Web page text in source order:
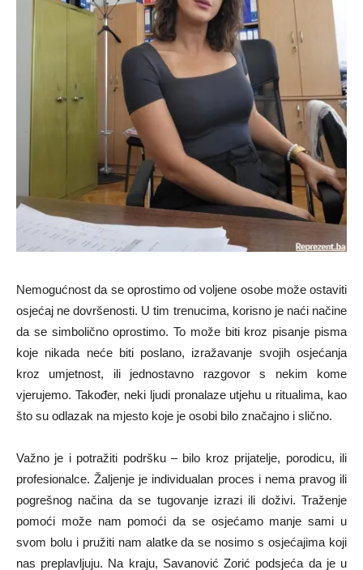
Nemogućnost da se oprostimo od voljene osobe može ostaviti
osjećaj ne dovršenosti. U tim trenucima, korisno je naći načine
da se simbolično oprostimo. To može biti kroz pisanje pisma
koje nikada neće biti poslano, izražavanje svojih osjećanja
kroz umjetnost, ili jednostavno razgovor s nekim kome
vjerujemo. Također, neki ljudi pronalaze utjehu u ritualima, kao
što su odlazak na mjesto koje je osobi bilo značajno i slično.
Važno je i potražiti podršku – bilo kroz prijatelje, porodicu, ili
profesionalce. Žaljenje je individualan proces i nema pravog ili
pogrešnog načina da se tugovanje izrazi ili doživi. Traženje
pomoći može nam pomoći da se osjećamo manje sami u
svom bolu i pružiti nam alatke da se nosimo s osjećajima koji
nas preplavljuju. Na kraju, Savanović Zorić podsjeća da je u